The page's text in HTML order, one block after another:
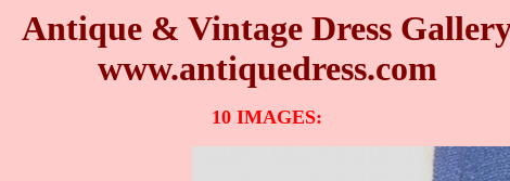
Antique & Vintage Dress
www.antiquedress.com
10 IMAGES: